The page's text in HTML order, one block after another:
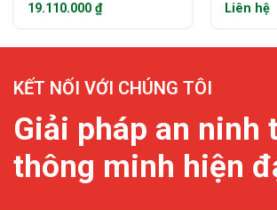
19.110.000 ₫ Liên hệ
KẾT NỐI VỚI CHÚNG TÔI
Giải pháp an ninh
thông minh hiện